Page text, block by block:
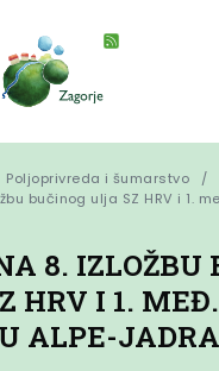
Poljoprivreda i šumarstvo
bučinog ulja SZ HRV i 1.
8. IZLOŽBU
HRV I 1. MEĐ.
ALPE-